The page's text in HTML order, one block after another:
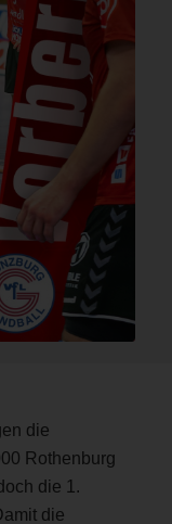
die
Rothenburg
die 1.
die